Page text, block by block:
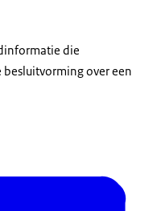
die
over een